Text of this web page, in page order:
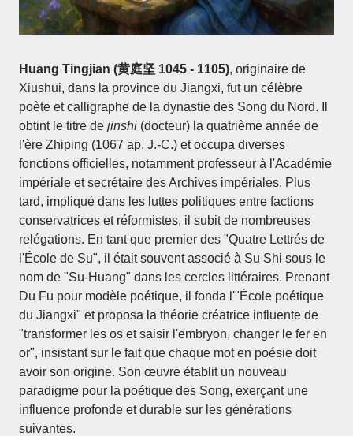
Huang Tingjian (黄庭坚 1045 - 1105), originaire de
Xiushui, dans la province du Jiangxi, fut un célèbre
poète et calligraphe de la dynastie des Song du Nord. Il
obtint le titre de jinshi (docteur) la quatrième année de
l'ère Zhiping (1067 ap. J.-C.) et occupa diverses
fonctions officielles, notamment professeur à l'Académie
impériale et secrétaire des Archives impériales. Plus
tard, impliqué dans les luttes politiques entre factions
conservatrices et réformistes, il subit de nombreuses
relégations. En tant que premier des "Quatre Lettrés de
l'École de Su", il était souvent associé à Su Shi sous le
nom de "Su-Huang" dans les cercles littéraires. Prenant
Du Fu pour modèle poétique, il fonda l'"École poétique
du Jiangxi" et proposa la théorie créatrice influente de
"transformer les os et saisir l'embryon, changer le fer en
or", insistant sur le fait que chaque mot en poésie doit
avoir son origine. Son œuvre établit un nouveau
paradigme pour la poétique des Song, exerçant une
influence profonde et durable sur les générations
suivantes.